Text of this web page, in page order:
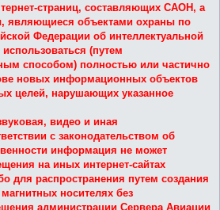
страниц, составляющих САОН, а
являющиеся объектами охраны по
Федерации об интеллектуальной
(путем
способом) полностью или частично
новых информационных объектов
целей, нарушающих указанное
видео и иная
с законодательством об
информация не может
на иных интернет-сайтах
для распространения путем создания
носителях без
администрации Сервера Авиации